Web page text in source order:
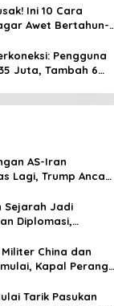
Ini 10 Cara
Awet Bertahun-
Pengguna
Juta, Tambah 6
AS-Iran
Lagi, Trump Ancam
Sejarah Jadi
Diplomasi,
Prambanan
China dan
Kapal Perang
Tarik Pasukan